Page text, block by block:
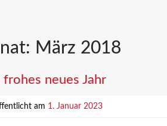
März 2018
frohes neues Jahr
am 1. Januar 2023